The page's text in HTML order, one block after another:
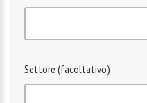
Settore (facoltativo)